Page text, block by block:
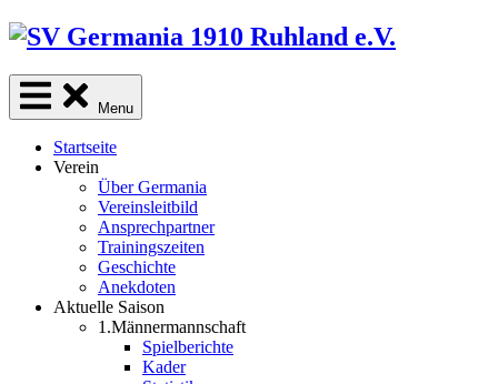
Skip
content
Menu
Startseite
Verein
Über Germania
Vereinsleitbild
Ansprechpartner
Trainingszeiten
Geschichte
Anekdoten
Aktuelle Saison
1.Männermannschaft
Spielberichte
Kader